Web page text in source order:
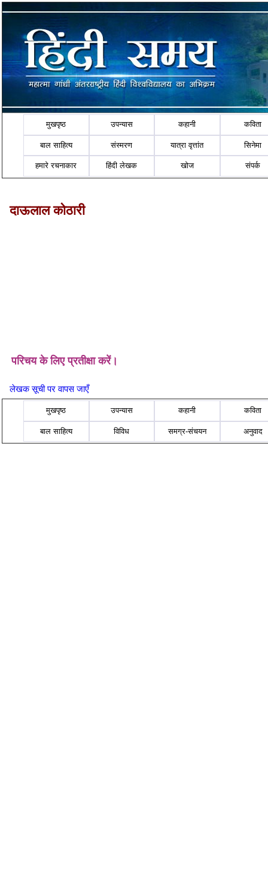
मुखपृष्ठ उपन्यास कहानी कविता
बाल साहित्य संस्मरण यात्रा वृत्तांत सिनेमा
हमारे रचनाकार हिंदी लेखक खोज संपर्क
दाऊलाल कोठारी
परिचय के लिए प्रतीक्षा करें।
लेखक सूची पर वापस जाएँ
मुखपृष्ठ उपन्यास कहानी कविता
बाल साहित्य विविध समग्र-संचयन अनुवाद